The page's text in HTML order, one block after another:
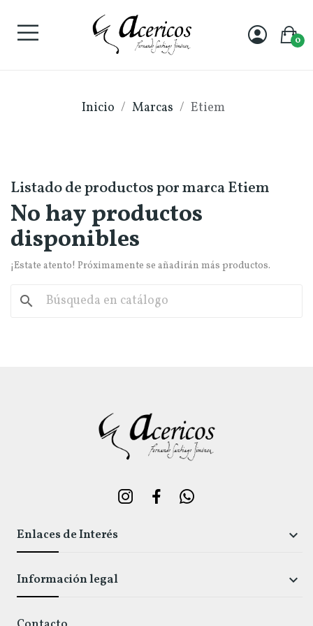
0
Inicio Marcas Etiem
Listado de productos por marca Etiem
No hay productos
disponibles
¡Estate atento! Próximamente se añadirán más productos.
search
Enlaces de Interés 
Información legal 